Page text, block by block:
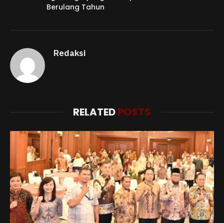
Berulang Tahun
Redaksi
RELATEDPOSTS